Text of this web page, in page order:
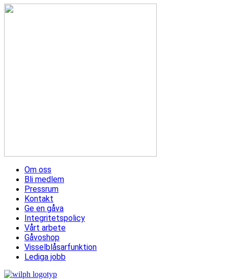
Om oss
Bli medlem
Pressrum
Kontakt
Ge en gåva
Integritetspolicy
Vårt arbete
Gåvoshop
Visselblåsarfunktion
Lediga jobb